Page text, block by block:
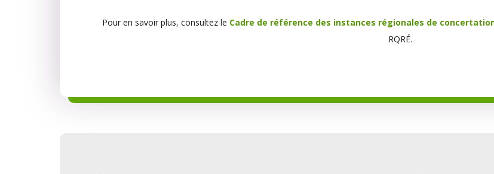
Pour en savoir plus, consultez le Cadre de référence des instances régionales de
RQRÉ.